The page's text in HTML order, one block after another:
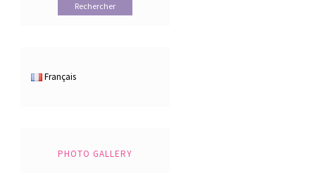
Français
PHOTO GALLERY